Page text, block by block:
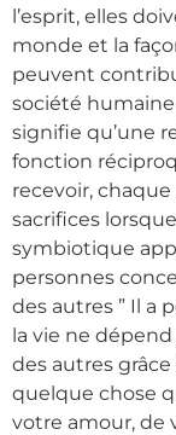
l’esprit, elles
monde et la
peuvent
société
signifie qu’une
fonction
recevoir,
sacrifices lorsque
symbiotique
personnes
des autres ” Il a
la vie ne
des autres grâce
quelque chose
votre amour, de